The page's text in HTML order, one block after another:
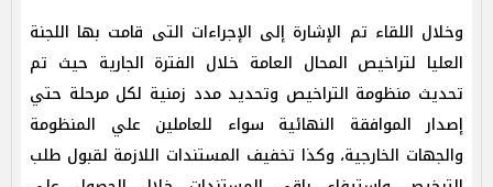
وخلال اللقاء تم الإشارة إلى الإجراءات التى قامت بها اللجنة
العليا لتراخيص المحال العامة خلال الفترة الجارية حيث تم
تحديث منظومة التراخيص وتحديد مدد زمنية لكل مرحلة حتي
إصدار الموافقة النهائية سواء للعاملين علي المنظومة
والجهات الخارجية، وكذا تخفيف المستندات اللازمة لقبول طلب